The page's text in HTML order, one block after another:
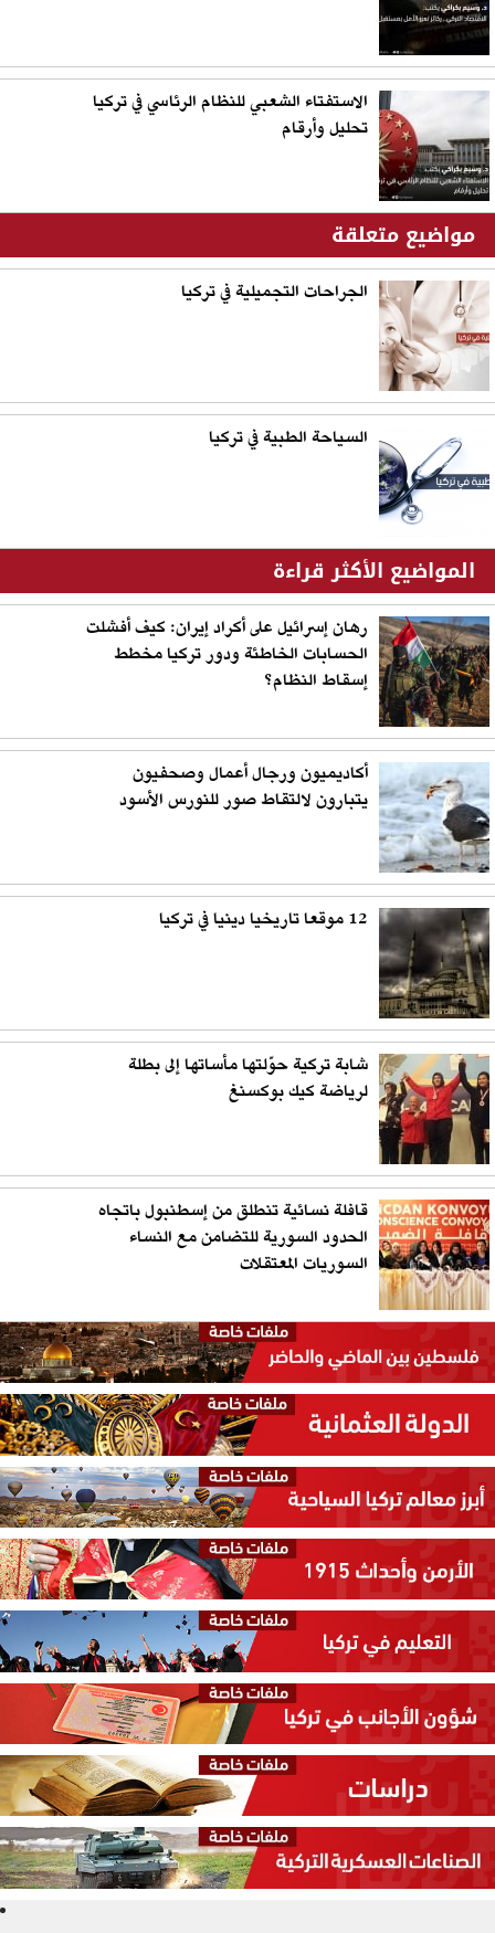
الاستفتاء الشعبي للنظام الرئاسي في تركيا
تحليل وأرقام
مواضيع متعلقة
الجراحات التجميلية في تركيا
السياحة الطبية في تركيا
المواضيع الأكثر قراءة
رهان إسرائيل على أكراد إيران: كيف أفشلت
الحسابات الخاطئة ودور تركيا مخطط
إسقاط النظام؟
أكاديميون ورجال أعمال وصحفيون
يتبارون لالتقاط صور للنورس الأسود
12 موقعا تاريخيا دينيا في تركيا
شابة تركية حوّلتها مأساتها إلى بطلة
لرياضة كيك بوكسنغ
قافلة نسائية تنطلق من إسطنبول باتجاه
الحدود السورية للتضامن مع النساء
السوريات المعتقلات